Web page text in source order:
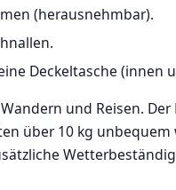
(herausnehmbar).
Deckeltasche (innen
und Reisen.
über 10 kg